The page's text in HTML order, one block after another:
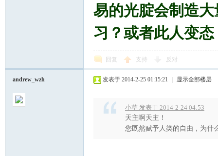
易的光腚会制造
习？或者此人变
回复 支持 反对
andrew_wzh 发表于 2014-2-25 01:15:21 显示全部楼层
小草 发表于 2014-2-24 04:53
天主啊天主！
您既然赋予人类的自由，为什